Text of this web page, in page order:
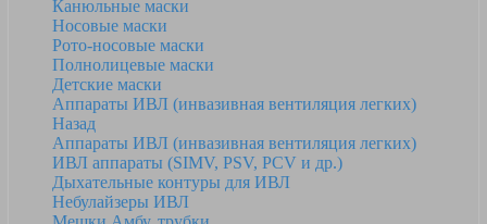
Канюльные маски
Носовые маски
Рото-носовые маски
Полнолицевые маски
Детские маски
Аппараты ИВЛ (инвазивная вентиляция легких)
Назад
Аппараты ИВЛ (инвазивная вентиляция легких)
ИВЛ аппараты (SIMV, PSV, PCV и др.)
Дыхательные контуры для ИВЛ
Небулайзеры ИВЛ